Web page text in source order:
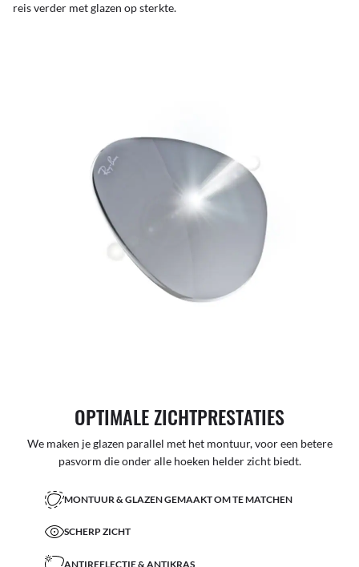
reis verder met glazen op sterkte.
OPTIMALE ZICHTPRESTATIES
We maken je glazen parallel met het montuur, voor een betere
pasvorm die onder alle hoeken helder zicht biedt.
MONTUUR & GLAZEN GEMAAKT OM TE MATCHEN
SCHERP ZICHT
ANTIREFLECTIE & ANTIKRAS